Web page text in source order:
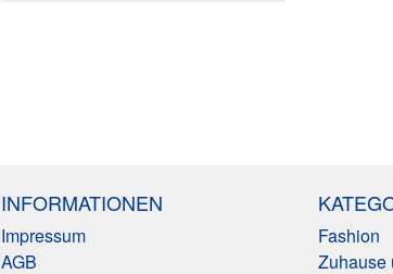
INFORMATIONEN
Impressum
AGB
Fashion
Zuhause